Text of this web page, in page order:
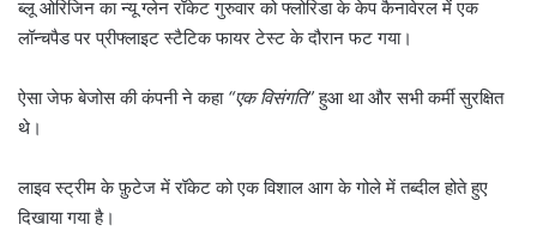
ब्लू ओरिजिन का न्यू ग्लेन रॉकेट गुरुवार को फ्लोरिडा के केप कैनावेरल में एक
लॉन्चपैड पर प्रीफ्लाइट स्टैटिक फायर टेस्ट के दौरान फट गया।
ऐसा जेफ बेजोस की कंपनी ने कहा “एक विसंगति”हुआ था और सभी कर्मी सुरक्षित
थे।
लाइव स्ट्रीम के फ़ुटेज में रॉकेट को एक विशाल आग के गोले में तब्दील होते हुए
दिखाया गया है।